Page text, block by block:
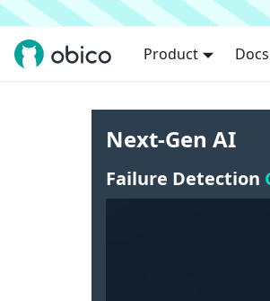
Product Docs
Next-Gen AI
Failure Detection